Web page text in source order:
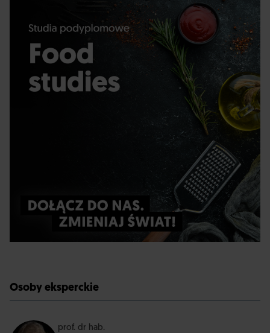
Osoby eksperckie
prof. dr hab.